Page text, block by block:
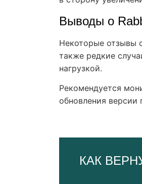
Выводы о
Некоторые отзывы
также редкие
нагрузкой.
Рекомендуется
обновления версии
КАК